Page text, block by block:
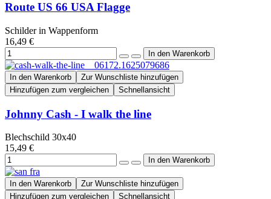
Route US 66 USA Flagge
Schilder in Wappenform
16,49 €
In den Warenkorb
Zur Wunschliste hinzufügen
Hinzufügen zum vergleichen
Schnellansicht
Johnny Cash - I walk the line
Blechschild 30x40
15,49 €
In den Warenkorb
Zur Wunschliste hinzufügen
Hinzufügen zum vergleichen
Schnellansicht